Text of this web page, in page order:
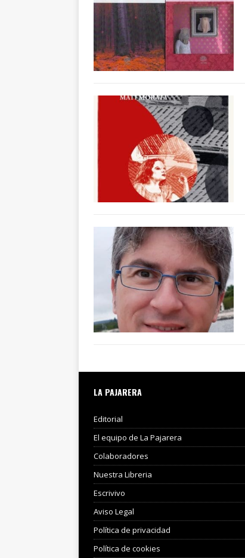
LA PAJARERA
Editorial
El equipo de La Pajarera
Colaboradores
Nuestra Libreria
Escrivivo
Aviso Legal
Política de privacidad
Política de cookies